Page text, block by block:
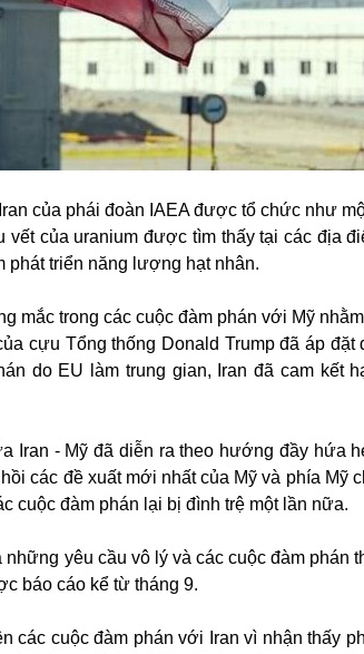
của phái đoàn IAEA được tổ chức như
vết của uranium được tìm thấy tại các địa
phát triển năng lượng hạt nhân.
mắc trong các cuộc đàm phán với Mỹ
cựu Tổng thống Donald Trump đã áp đặt
do EU làm trung gian, Iran đã cam kết
Iran - Mỹ đã diễn ra theo hướng đầy hứa
các đề xuất mới nhất của Mỹ và phía Mỹ
cuộc đàm phán lại bị đình trệ một lần nữa.
yêu cầu vô lý và các cuộc đàm phán
báo cáo kể từ tháng 9.
các cuộc đàm phán với Iran vì nhận thấy